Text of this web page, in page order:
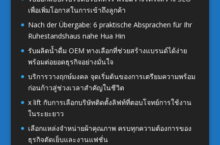
เพื่อเพิ่มโอกาสในการเข้าถึงลูกค้า
Nach der Übergabe: 6 praktische Absprachen für Ihr
Ruhestandshaus nahe Hua Hin
รับผลิตน้ำดื่ม OEM ทางเลือกที่ช่วยสร้างแบรนด์ได้ง่าย
พร้อมต่อยอดธุรกิจอย่างมั่นใจ
บริการวางฤกษ์มงคล จุดเริ่มต้นของการเตรียมความพร้อม
ก่อนก้าวสู่ช่วงเวลาสำคัญในชีวิต
x lift กับการเลือกบริษัทติดตั้งลิฟท์ที่ตอบโจทย์การใช้งาน
ในระยะยาว
เลือกแหล่งจำหน่ายผ้าคุณภาพ ครบทุกความต้องการของ
ธุรกิจตัดเย็บและงานแฟชั่น